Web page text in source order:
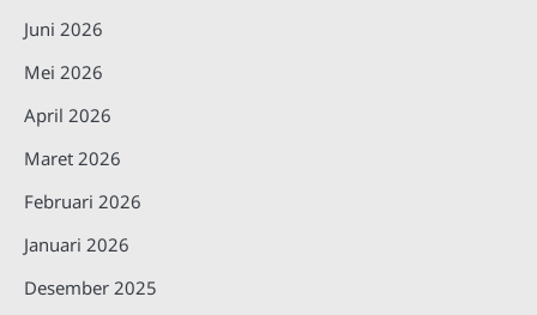
Juni 2026
Mei 2026
April 2026
Maret 2026
Februari 2026
Januari 2026
Desember 2025